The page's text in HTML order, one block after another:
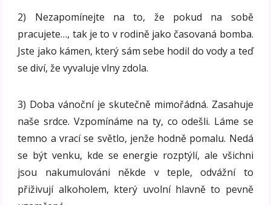
2) Nezapomínejte na to, že pokud na sobě
pracujete…, tak je to v rodině jako časovaná bomba.
Jste jako kámen, který sám sebe hodil do vody a teď
se diví, že vyvaluje vlny zdola.
3) Doba vánoční je skutečně mimořádná. Zasahuje
naše srdce. Vzpomínáme na ty, co odešli. Láme se
temno a vrací se světlo, jenže hodně pomalu. Nedá
se být venku, kde se energie rozptýlí, ale všichni
jsou nakumulováni někde v teple, odvážní to
přiživují alkoholem, který uvolní hlavně to pevně